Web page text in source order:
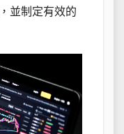
並制定有效的